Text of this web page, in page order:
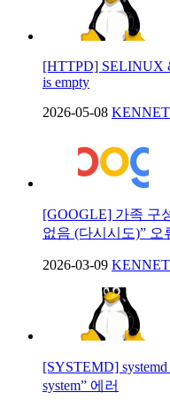
[HTTPD] SELINUX
is empty
2026-05-08
[GOOGLE] 가족 구
없음 (다시시도)” 오
2026-03-09
[SYSTEMD]
system” 에러